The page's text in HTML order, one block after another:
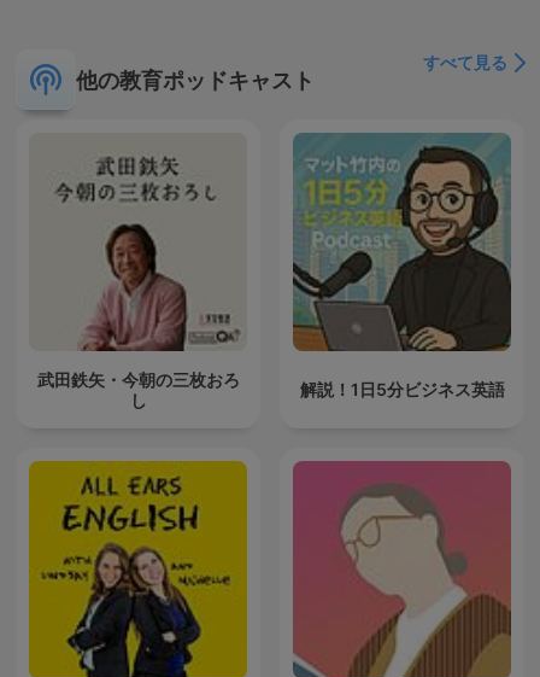
他の教育ポッドキャスト
すべて見る
武田鉄矢・今朝の三枚おろ
し
解説！1日5分ビジネス英語